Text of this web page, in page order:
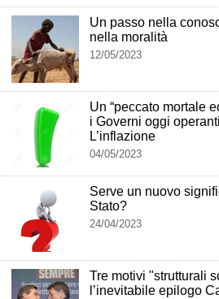
Un passo nella
nella moralità
12/05/2023
Un “peccato mortale
i Governi oggi
L’inflazione
04/05/2023
Serve un nuovo
Stato?
24/04/2023
Tre motivi "strutturali
l’inevitabile epilogo